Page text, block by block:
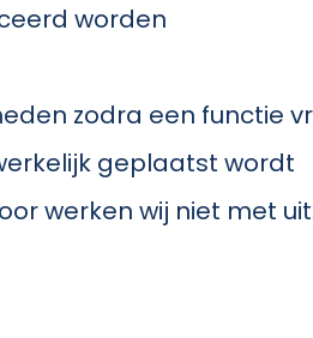
worden
zodra een functie
geplaatst wordt
werken wij niet met